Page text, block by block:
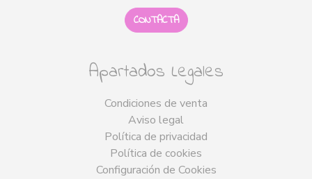
CONTACTA
Apartados Legales
Condiciones de venta
Aviso legal
Política de privacidad
Política de cookies
Configuración de Cookies